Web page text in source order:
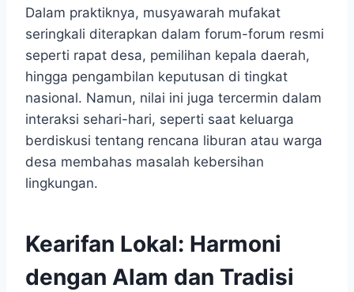
Dalam praktiknya, musyawarah mufakat
seringkali diterapkan dalam forum-forum resmi
seperti rapat desa, pemilihan kepala daerah,
hingga pengambilan keputusan di tingkat
nasional. Namun, nilai ini juga tercermin dalam
interaksi sehari-hari, seperti saat keluarga
berdiskusi tentang rencana liburan atau warga
desa membahas masalah kebersihan
lingkungan.
Kearifan Lokal: Harmoni
dengan Alam dan Tradisi